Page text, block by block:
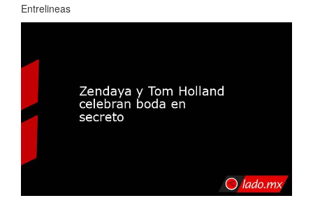
Entrelineas